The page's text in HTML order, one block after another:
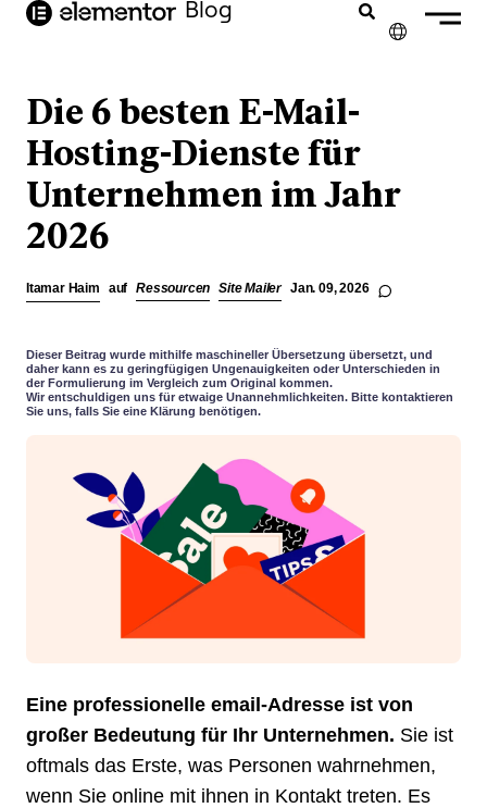
springen
Blog
ENGLISH
FRANÇAIS
NEDERLANDS
Die 6 besten E-Mail-
Hosting-Dienste für
Unternehmen im Jahr
2026
Itamar Haim auf Ressourcen Site Mailer Jan. 09, 2026
Dieser Beitrag wurde mithilfe maschineller Übersetzung übersetzt, und
daher kann es zu geringfügigen Ungenauigkeiten oder Unterschieden in
der Formulierung im Vergleich zum Original kommen.
Wir entschuldigen uns für etwaige Unannehmlichkeiten. Bitte kontaktieren
Sie uns, falls Sie eine Klärung benötigen.
Eine professionelle email-Adresse ist von
großer Bedeutung für Ihr Unternehmen. Sie ist
oftmals das Erste, was Personen wahrnehmen,
wenn Sie online mit ihnen in Kontakt treten. Es